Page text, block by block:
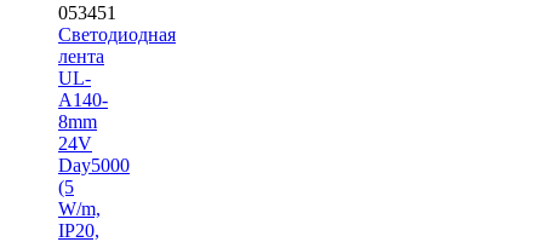
053451
Светодиодная
лента
UL-
A140-
8mm
24V
Day5000
(5
W/m,
IP20,